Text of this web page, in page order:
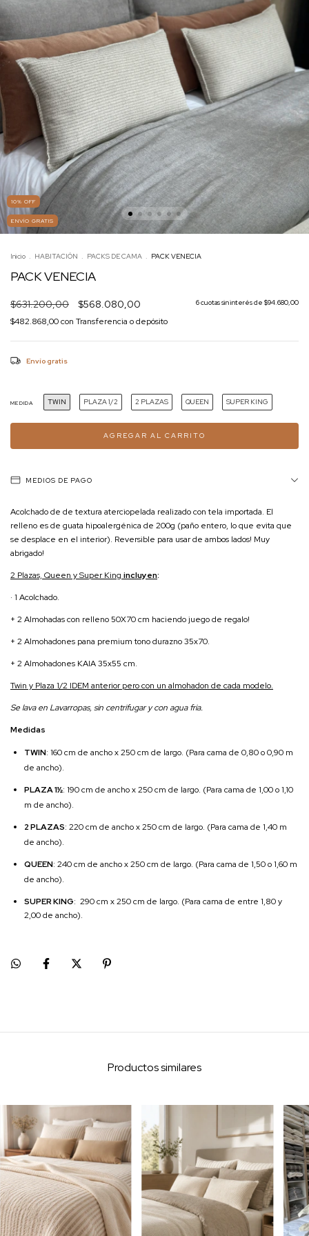
10% OFF
ENVÍO GRATIS
Inicio . HABITACIÓN . PACKS DE CAMA . PACK VENECIA
PACK VENECIA
$631.200,00 $568.080,00 6cuotas sin interés de $94.680,00
$482.868,00con Transferencia o depósito
Envío gratis
MEDIDA TWIN PLAZA 1/2 2 PLAZAS QUEEN SUPER KING
MEDIOS DE PAGO
Acolchado de de textura aterciopelada realizado con tela importada. El
relleno es de guata hipoalergénica de 200g (paño entero, lo que evita que
se desplace en el interior). Reversible para usar de ambos lados! Muy
abrigado!
2 Plazas, Queen y Super King incluyen:
· 1 Acolchado.
+ 2 Almohadas con relleno 50X70 cm haciendo juego de regalo!
+ 2 Almohadones pana premium tono durazno 35x70.
+ 2 Almohadones KAIA 35x55 cm.
Twin y Plaza 1/2 IDEM anterior pero con un almohadon de cada modelo.
Se lava en Lavarropas, sin centrifugar y con agua fria.
Medidas
TWIN: 160 cm de ancho x 250 cm de largo. (Para cama de 0,80 o 0,90 m
de ancho).
PLAZA 1½: 190 cm de ancho x 250 cm de largo. (Para cama de 1,00 o 1,10
m de ancho).
2 PLAZAS: 220 cm de ancho x 250 cm de largo. (Para cama de 1,40 m
de ancho).
QUEEN: 240 cm de ancho x 250 cm de largo. (Para cama de 1,50 o 1,60 m
de ancho).
SUPER KING: 290 cm x 250 cm de largo. (Para cama de entre 1,80 y
2,00 de ancho).
Productos similares